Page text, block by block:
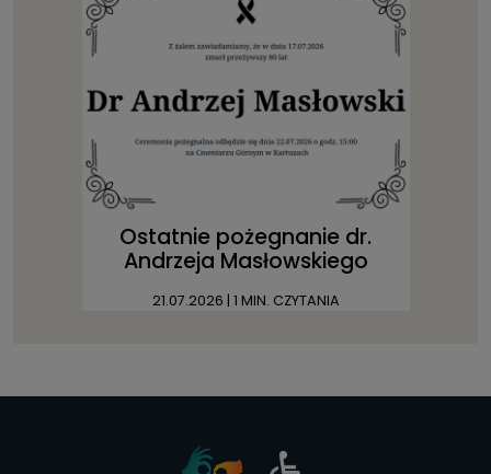
Ostatnie pożegnanie dr.
Andrzeja Masłowskiego
21.07.2026 | 1 MIN. CZYTANIA